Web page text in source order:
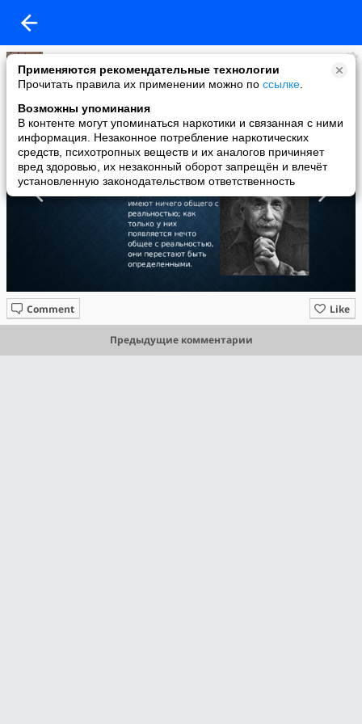
Применяются рекомендательные технологии
Прочитать правила их применении можно по ссылке
Возможны упоминания
В контенте могут упоминаться наркотики и связанная с ними
информация. Незаконное потребление наркотических
средств, психотропных веществ и их аналогов причиняет
вред здоровью, их незаконный оборот запрещён и влечёт
установленную законодательством ответственность
Владислав Сёмкин
added a photo
01 Jul в 15:12
Like
Comment
Предыдущие комментарии